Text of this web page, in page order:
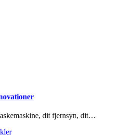
dit fjernsyn, dit…